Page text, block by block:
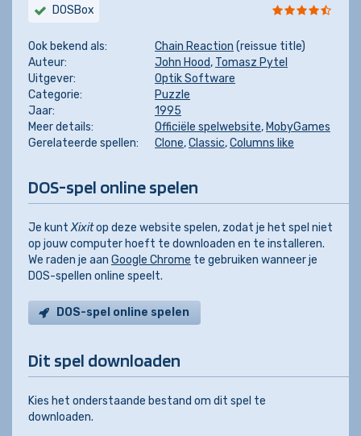
DOSBox
Ook bekend als: Chain Reaction (reissue title)
Auteur:
John Hood, Tomasz Pytel
Uitgever:
Optik Software
Categorie:
Puzzle
Jaar:
1995
Meer details:
Officiële spelwebsite, MobyGames
Gerelateerde spellen:
Clone,Classic,Columns like
DOS-spel online spelen
Je kuntXixitop deze website spelen, zodat je het spel niet
op jouw computer hoeft te downloaden en te installeren.
We raden je aan Google Chrome te gebruiken wanneer je
DOS-spellen online speelt.
DOS-spel online spelen
Dit spel downloaden
Kies het onderstaande bestand om dit spel te
downloaden.